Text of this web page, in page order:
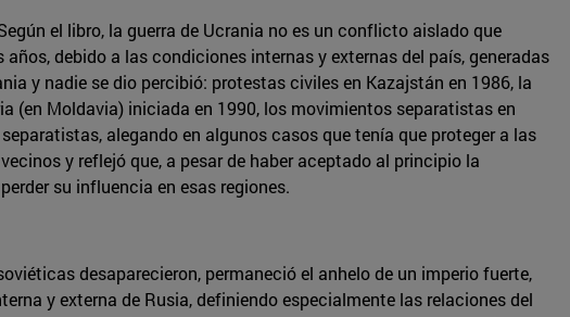
el libro, la guerra de Ucrania no es un conflicto aislado que
debido a las condiciones internas y externas del país, generadas
y nadie se dio percibió: protestas civiles en Kazajstán en 1986, la
(en Moldavia) iniciada en 1990, los movimientos separatistas en
alegando en algunos casos que tenía que proteger a las
y reflejó que, a pesar de haber aceptado al principio la
su influencia en esas regiones.
desaparecieron, permaneció el anhelo de un imperio fuerte,
y externa de Rusia, definiendo especialmente las relaciones del